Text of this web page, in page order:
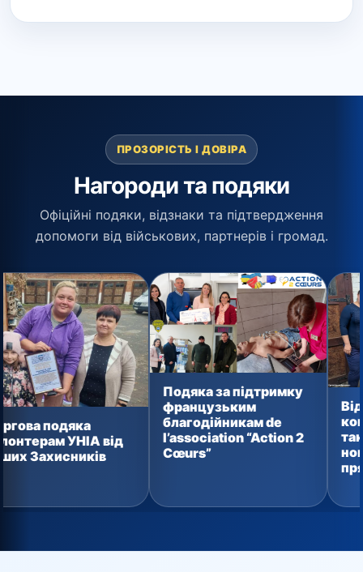
ПРОЗОРІСТЬ І ДОВІРА
Нагороди та подяки
Офіційні подяки, відзнаки та підтвердження
допомоги від військових, партнерів і громад.
від
Подяка за підтримку
французьким
благодійникам de
l’association “Action 2
Cœurs”
Від
консервації
тактичних
новий
прямує